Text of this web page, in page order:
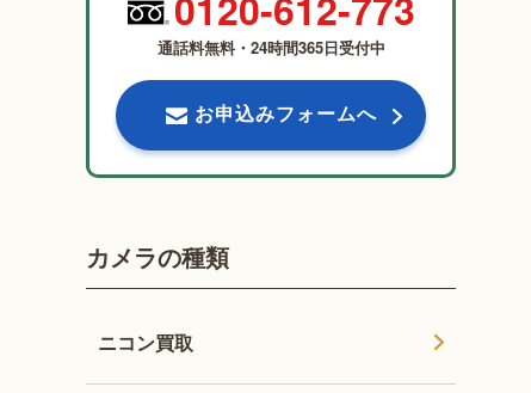
通話料無料・24時間365日受付中
お申込みフォームへ
カメラの種類
ニコン買取